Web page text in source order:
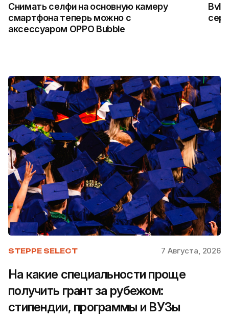
Снимать селфи на основную камеру
смартфона теперь можно с
аксессуаром OPPO Bubble
STEPPE SELECT 7 Августа, 2026
На какие специальности проще
получить грант за рубежом:
стипендии, программы и ВУЗы